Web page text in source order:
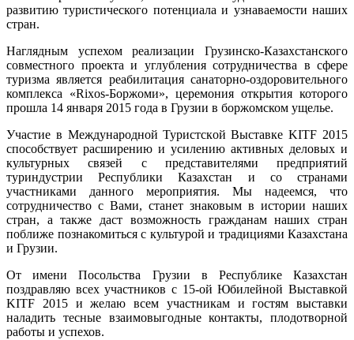
развитию туристического потенциала и узнаваемости наших
стран.
Наглядным успехом реализации Грузинско-Казахстанского
совместного проекта и углубления сотрудничества в сфере
туризма является реабилитация санаторно-оздоровительного
комплекса «Rixos-Боржоми», церемония открытия которого
прошла 14 января 2015 года в Грузии в боржомском ущелье.
Участие в Международной Туристской Выставке KITF 2015
способствует расширению и усилению активных деловых и
культурных связей с представителями предприятий
туриндустрии Республики Казахстан и со странами
участниками данного мероприятия. Мы надеемся, что
сотрудничество с Вами, станет знаковым в истории наших
стран, а также даст возможность гражданам наших стран
поближе познакомиться с культурой и традициями Казахстана
и Грузии.
От имени Посольства Грузии в Республике Казахстан
поздравляю всех участников с 15-ой Юбилейной Выставкой
KITF 2015 и желаю всем участникам и гостям выставки
наладить тесные взаимовыгодные контакты, плодотворной
работы и успехов.